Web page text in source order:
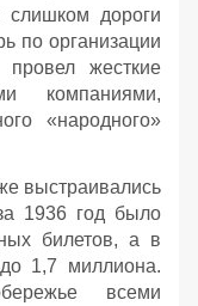
дороги
по организации
жесткие
компаниями,
«народного»
выстраивались
1936 год было
билетов, а в
1,7 миллиона.
всеми